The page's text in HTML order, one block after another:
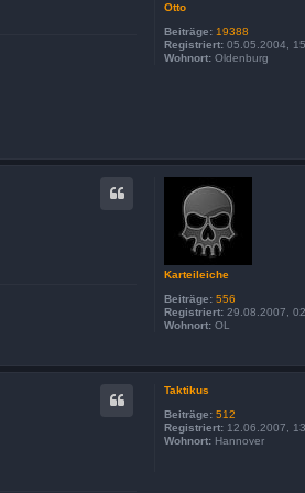
Otto
Beiträge: 19388
Registriert: 05.05.2004,
Wohnort: Oldenburg
Karteileiche
Beiträge: 556
Registriert: 29.08.2007,
Wohnort: OL
Taktikus
Beiträge: 512
Registriert: 12.06.2007,
Wohnort: Hannover